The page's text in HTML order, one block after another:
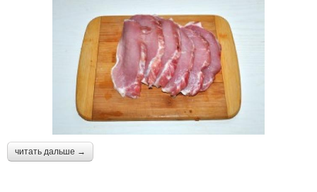
читать дальше →